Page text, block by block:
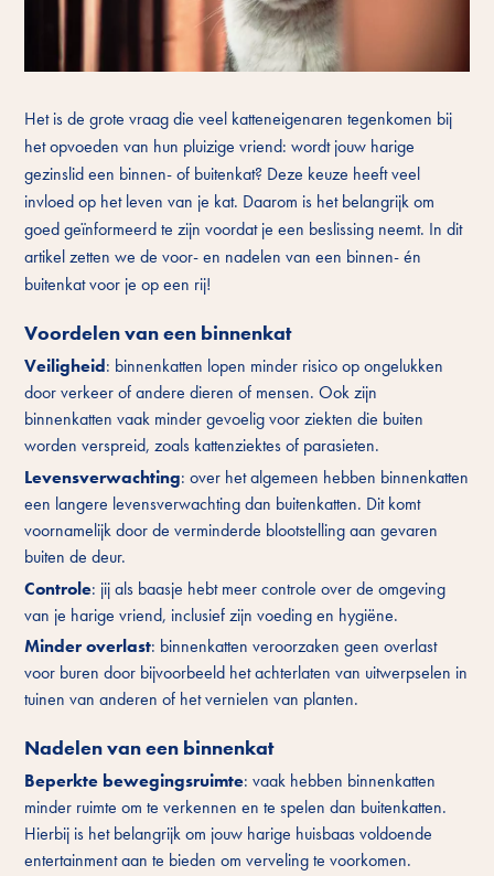
Het is de grote vraag die veel katteneigenaren tegenkomen bij
het opvoeden van hun pluizige vriend: wordt jouw harige
gezinslid een binnen- of buitenkat? Deze keuze heeft veel
invloed op het leven van je kat. Daarom is het belangrijk om
goed geïnformeerd te zijn voordat je een beslissing neemt. In dit
artikel zetten we de voor- en nadelen van een binnen- én
buitenkat voor je op een rij!
Voordelen van een binnenkat
Veiligheid: binnenkatten lopen minder risico op ongelukken
door verkeer of andere dieren of mensen. Ook zijn
binnenkatten vaak minder gevoelig voor ziekten die buiten
worden verspreid, zoals kattenziektes of parasieten.
Levensverwachting: over het algemeen hebben binnenkatten
een langere levensverwachting dan buitenkatten. Dit komt
voornamelijk door de verminderde blootstelling aan gevaren
buiten de deur.
Controle: jij als baasje hebt meer controle over de omgeving
van je harige vriend, inclusief zijn voeding en hygiëne.
Minder overlast: binnenkatten veroorzaken geen overlast
voor buren door bijvoorbeeld het achterlaten van uitwerpselen in
tuinen van anderen of het vernielen van planten.
Nadelen van een binnenkat
Beperkte bewegingsruimte: vaak hebben binnenkatten
minder ruimte om te verkennen en te spelen dan buitenkatten.
Hierbij is het belangrijk om jouw harige huisbaas voldoende
entertainment aan te bieden om verveling te voorkomen.